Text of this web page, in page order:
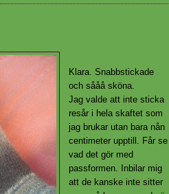
Klara. Snabbstickade
och sååå sköna.
Jag valde att inte sticka
resår i hela skaftet som
jag brukar utan bara nån
centimeter upptill. Får se
vad det gör med
passformen. Inbilar mig
att de kanske inte sitter